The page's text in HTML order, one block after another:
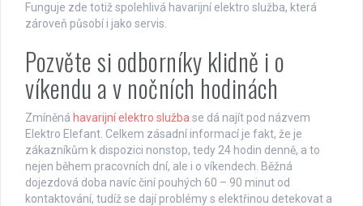
Funguje zde totiž spolehlivá havarijní elektro služba, která
zároveň působí i jako servis.
Pozvěte si odborníky klidně i o
víkendu a v nočních hodinách
Zmíněná havarijní elektro služba se dá najít pod názvem
Elektro Elefant. Celkem zásadní informací je fakt, že je
zákazníkům k dispozici nonstop, tedy 24 hodin denně, a to
nejen během pracovních dní, ale i o víkendech. Běžná
dojezdová doba navíc činí pouhých 60 – 90 minut od
kontaktování, tudíž se dají problémy s elektřinou detekovat a